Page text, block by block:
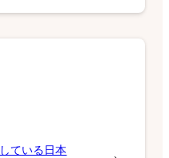
ている日本